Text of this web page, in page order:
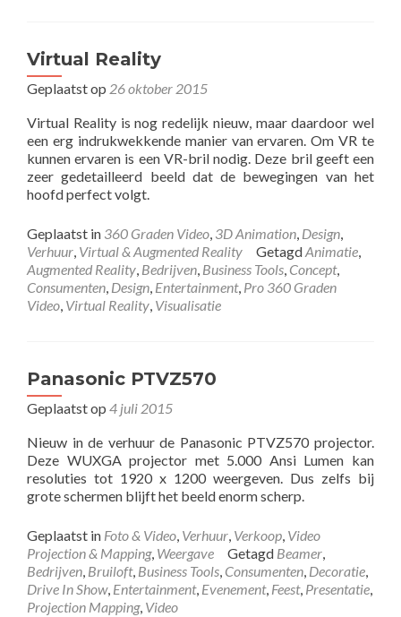
Virtual Reality
Geplaatst op 26 oktober 2015
Virtual Reality is nog redelijk nieuw, maar daardoor wel
een erg indrukwekkende manier van ervaren. Om VR te
kunnen ervaren is een VR-bril nodig. Deze bril geeft een
zeer gedetailleerd beeld dat de bewegingen van het
hoofd perfect volgt.
Geplaatst in 360 Graden Video, 3D Animation, Design,
Verhuur, Virtual & Augmented Reality GetagdAnimatie,
Augmented Reality, Bedrijven, Business Tools, Concept,
Consumenten, Design, Entertainment, Pro 360 Graden
Video, Virtual Reality, Visualisatie
Panasonic PTVZ570
Geplaatst op 4 juli 2015
Nieuw in de verhuur de Panasonic PTVZ570 projector.
Deze WUXGA projector met 5.000 Ansi Lumen kan
resoluties tot 1920 x 1200 weergeven. Dus zelfs bij
grote schermen blijft het beeld enorm scherp.
Geplaatst in Foto & Video, Verhuur, Verkoop, Video
Projection & Mapping, Weergave Getagd Beamer,
Bedrijven, Bruiloft, Business Tools, Consumenten, Decoratie,
Drive In Show, Entertainment, Evenement, Feest, Presentatie,
Projection Mapping, Video